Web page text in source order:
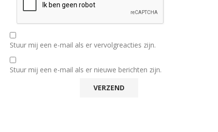
Stuur mij een e-mail als er vervolgreacties zijn.
Stuur mij een e-mail als er nieuwe berichten zijn.